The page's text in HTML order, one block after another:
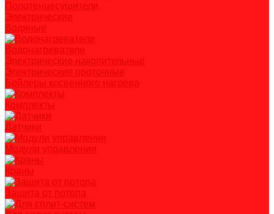
Полотенцесушители
Электрические
Водяные
Водонагреватели
Электрические накопительные
Электрические проточные
Бойлеры косвенного нагрева
Комплекты
Датчики
Модули управления
Краны
Защита от потопа